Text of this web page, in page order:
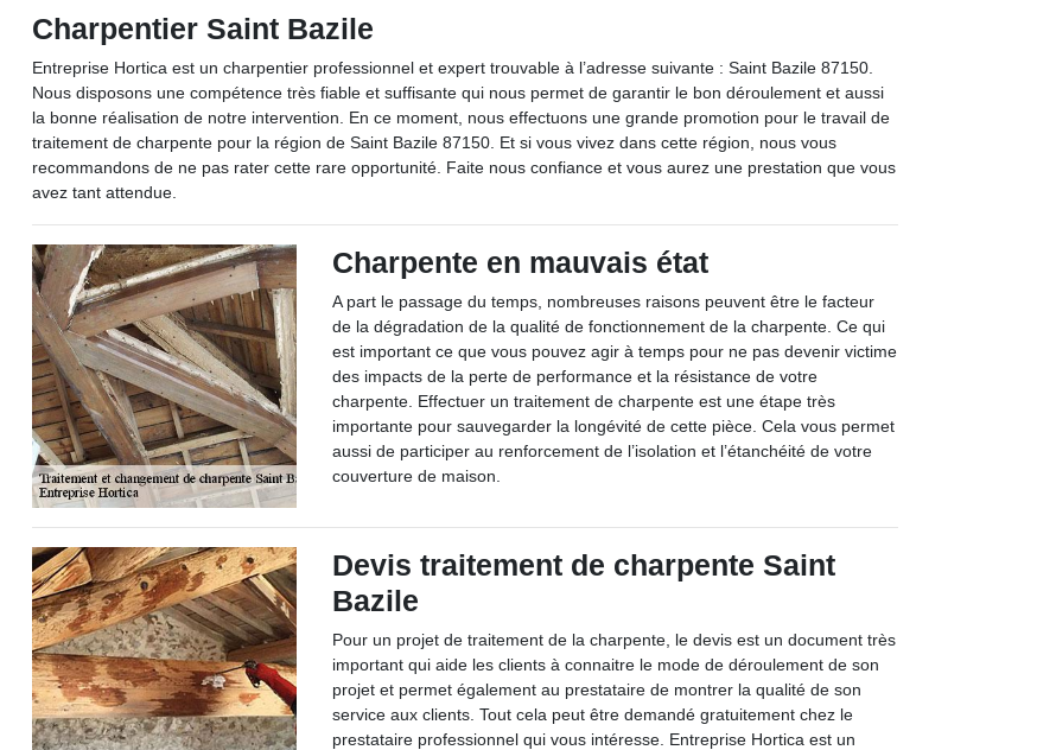
Charpentier Saint Bazile
Entreprise Hortica est un charpentier professionnel et expert trouvable à l’adresse suivante : Saint Bazile 87150.
Nous disposons une compétence très fiable et suffisante qui nous permet de garantir le bon déroulement et aussi
la bonne réalisation de notre intervention. En ce moment, nous effectuons une grande promotion pour le travail de
traitement de charpente pour la région de Saint Bazile 87150. Et si vous vivez dans cette région, nous vous
recommandons de ne pas rater cette rare opportunité. Faite nous confiance et vous aurez une prestation que vous
avez tant attendue.
Charpente en mauvais état
A part le passage du temps, nombreuses raisons peuvent être le facteur
de la dégradation de la qualité de fonctionnement de la charpente. Ce qui
est important ce que vous pouvez agir à temps pour ne pas devenir victime
des impacts de la perte de performance et la résistance de votre
charpente. Effectuer un traitement de charpente est une étape très
importante pour sauvegarder la longévité de cette pièce. Cela vous permet
aussi de participer au renforcement de l’isolation et l’étanchéité de votre
couverture de maison.
Devis traitement de charpente Saint
Bazile
Pour un projet de traitement de la charpente, le devis est un document très
important qui aide les clients à connaitre le mode de déroulement de son
projet et permet également au prestataire de montrer la qualité de son
service aux clients. Tout cela peut être demandé gratuitement chez le
prestataire professionnel qui vous intéresse. Entreprise Hortica est un